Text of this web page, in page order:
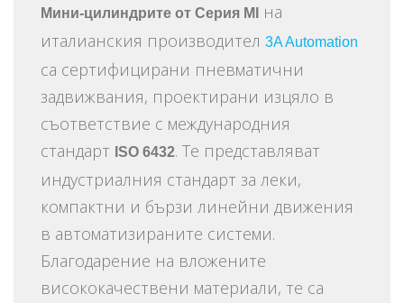
Мини-цилиндрите от Серия MI
на
италианския производител 3A Automation
са сертифицирани пневматични
задвижвания, проектирани изцяло в
съответствие с международния
стандарт ISO 6432. Те представляват
индустриалния стандарт за леки,
компактни и бързи линейни движения
в автоматизираните системи.
Благодарение на вложените
висококачествени материали, те са